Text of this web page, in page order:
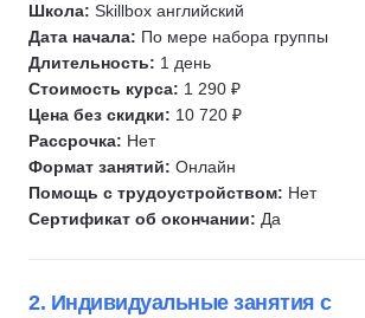
МИПО
Скидка 10%
BABOKSchool
Скидка 10%
Институт профессиональных квалификаций
Скидка 5%
АБИУС
Скидка 10%
Педагогика744
Языки
Повышение квалификации964
Школа: Skillbox английский
Дата начала: По мере набора группы
Длительность: 1 день
Стоимость курса: 1 290 ₽
Цена без скидки: 10 720 ₽
Рассрочка: Нет
Формат занятий: Онлайн
Помощь с трудоустройством: Нет
Сертификат об окончании: Да
2. Индивидуальные занятия с